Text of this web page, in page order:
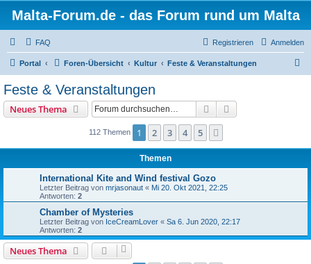
Malta-Forum.de - das Forum rund um Malta
FAQ Anmelden
Registrieren
Portal Foren-Übersicht Kultur Feste & Veranstaltungen
Feste & Veranstaltungen
Neues Thema Suche
112 Themen 1 2 3 4 5
Themen
International Kite and Wind festival Gozo
Letzter Beitrag von mrjasonaut « Mi 20. Okt 2021, 22:25
Antworten: 2
Chamber of Mysteries
Letzter Beitrag von IceCreamLover « Sa 6. Jun 2020, 22:17
Antworten: 2
Neues Thema